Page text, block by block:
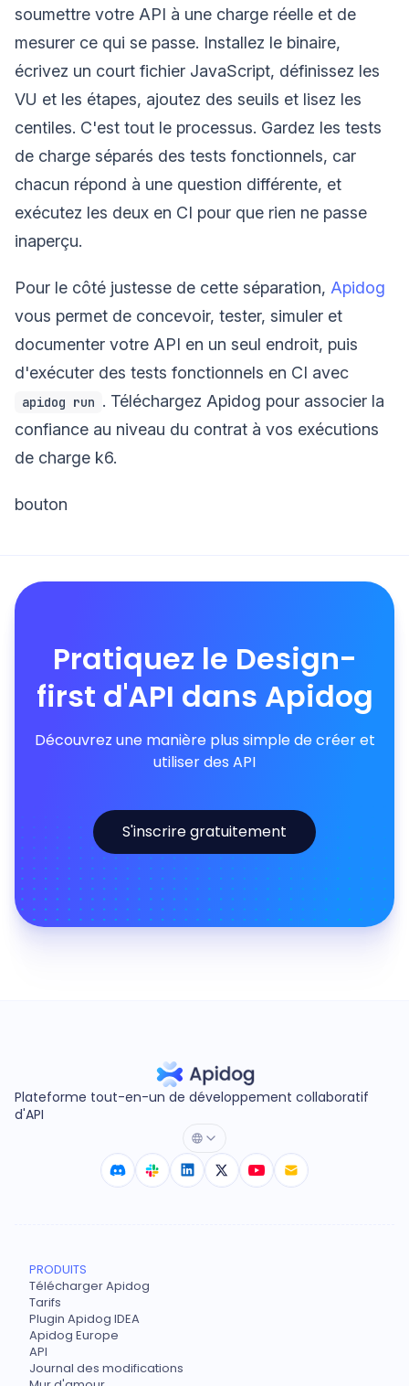
soumettre votre API à une charge réelle et de
mesurer ce qui se passe. Installez le binaire,
écrivez un court fichier JavaScript, définissez les
VU et les étapes, ajoutez des seuils et lisez les
centiles. C'est tout le processus. Gardez les tests
de charge séparés des tests fonctionnels, car
chacun répond à une question différente, et
exécutez les deux en CI pour que rien ne passe
inaperçu.
Pour le côté justesse de cette séparation, Apidog
vous permet de concevoir, tester, simuler et
documenter votre API en un seul endroit, puis
d'exécuter des tests fonctionnels en CI avec
apidog run . Téléchargez Apidog pour associer la
confiance au niveau du contrat à vos exécutions
de charge k6.
bouton
Pratiquez le Design-
first d'API dans Apidog
Découvrez une manière plus simple de créer et
utiliser des API
S'inscrire gratuitement
Plateforme tout-en-un de développement collaboratif
d'API
PRODUITS
Télécharger Apidog
Tarifs
Plugin Apidog IDEA
Apidog Europe
API
Journal des modifications